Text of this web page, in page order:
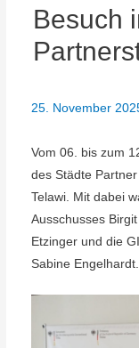
Besuch
25. November
Vom 06. bis zum
des Städte
Telawi. Mit dabei
Ausschusses
Etzinger und die
Sabine Engelhardt.